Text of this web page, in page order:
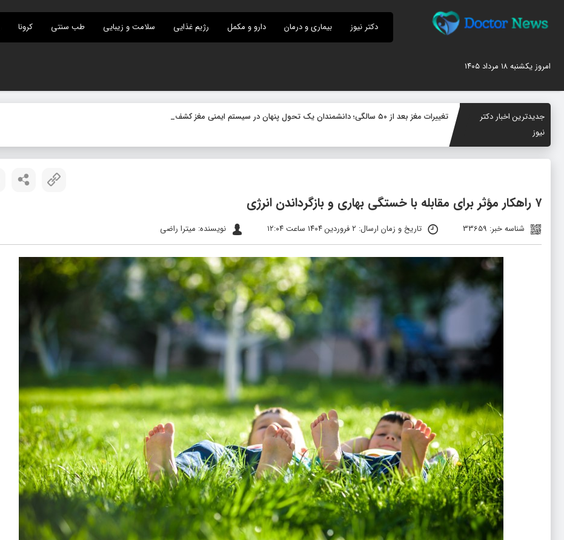
دکتر نیوز بیماری و درمان دارو و مکمل رژیم غذایی سلامت و زیبایی طب سنتی کرونا
امروز یکشنبه ۱۸ مرداد ۱۴۰۵
جدیدترین اخبار دکتر
نیوز
تغییرات مغز بعد از ۵۰ سالگی؛ دانشمندان یک تحول پنهان در سیستم ایمنی مغز کشف کردند
۷ راهکار مؤثر برای مقابله با خستگی بهاری و بازگرداندن انرژی
شناسه خبر: 33659 تاریخ و زمان ارسال: ۲ فروردین ۱۴۰۴ ساعت ۱۲:۰۴ نویسنده: میترا راضی